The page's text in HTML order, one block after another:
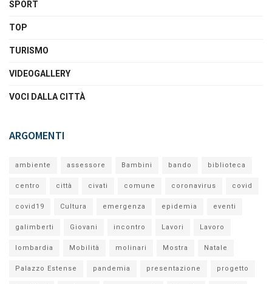
SPORT
TOP
TURISMO
VIDEOGALLERY
VOCI DALLA CITTÀ
ARGOMENTI
ambiente assessore Bambini bando biblioteca
centro città civati comune coronavirus covid
covid19 Cultura emergenza epidemia eventi
galimberti Giovani incontro Lavori Lavoro
lombardia Mobilità molinari Mostra Natale
Palazzo Estense pandemia presentazione progetto